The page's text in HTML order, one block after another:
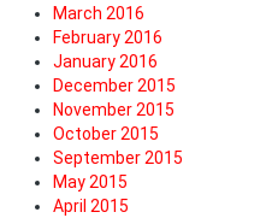
March 2016
February 2016
January 2016
December 2015
November 2015
October 2015
September 2015
May 2015
April 2015